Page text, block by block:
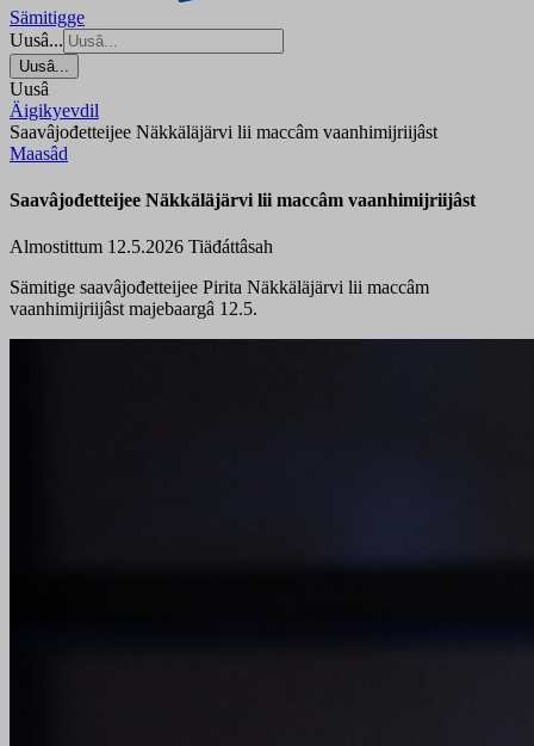
Sämitigge
Uusâ...
Uusâ...
Uusâ
Äigikyevdil
Saavâjođetteijee Näkkäläjärvi lii maccâm vaanhimijriijâst
Maasâd
Saavâjođetteijee Näkkäläjärvi lii maccâm vaanhimijriijâst
Almostittum 12.5.2026 Tiäđáttâsah
Sämitige saavâjođetteijee Pirita Näkkäläjärvi lii maccâm
vaanhimijriijâst majebaargâ 12.5.